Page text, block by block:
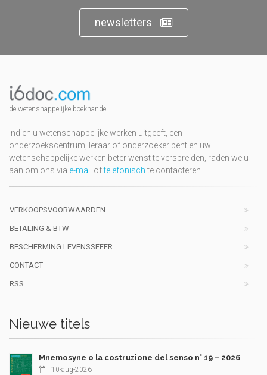
newsletters
de wetenshappelijke boekhandel
Indien u wetenschappelijke werken uitgeeft, een
onderzoekscentrum, leraar of onderzoeker bent en uw
wetenschappelijke werken beter wenst te verspreiden, raden we u
aan om ons via e-mail oftelefonischte contacteren
VERKOOPSVOORWAARDEN
BETALING & BTW
BESCHERMING LEVENSSFEER
CONTACT
RSS
Nieuwe titels
Mnemosyne o la costruzione del senso n° 19 – 2026
10-aug-2026